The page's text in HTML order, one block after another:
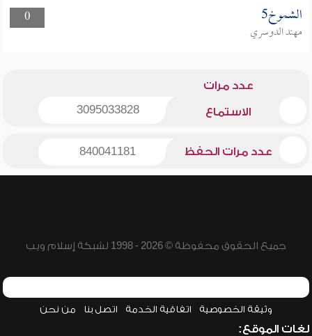
0
الشموخ5
مهند الدوسري
عدد مرات
الاستماع 3095033828
عدد مرات الحفظ 840041181
جميع الحقوق محفوظة © 2026 - 1998 لشبكة إسلام ويب
وثيقة الخصوصية اتفاقية الخدمة اتصل بنا من نحن
لغات الموقع: